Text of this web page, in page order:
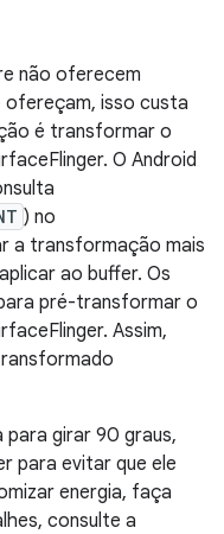
não oferecem
isso custa
é transformar o
O Android
) no
a transformação mais
ao buffer. Os
pré-transformar o
Assim,
para girar 90 graus,
para evitar que ele
energia, faça
consulte a